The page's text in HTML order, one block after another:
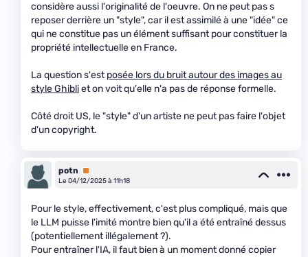
considère aussi l'originalité de l'oeuvre. On ne peut pas s
reposer derrière un "style", car il est assimilé à une "idée" ce
qui ne constitue pas un élément suffisant pour constituer la
propriété intellectuelle en France.
La question s'estposée lors du bruit autour des images au
style Ghibliet on voit qu'elle n'a pas de réponse formelle.
Côté droit US, le "style" d'un artiste ne peut pas faire l'objet
d'un copyright.
potn
Premium
Le 04/12/2025 à 11h18
Pour le style, effectivement, c'est plus compliqué, mais que
le LLM puisse l'imité montre bien qu'il a été entraîné dessus
(potentiellement illégalement ?).
Pour entraîner l'IA, il faut bien à un moment donné copier